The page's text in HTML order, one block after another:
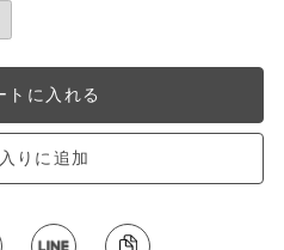
トに入れる
りに追加